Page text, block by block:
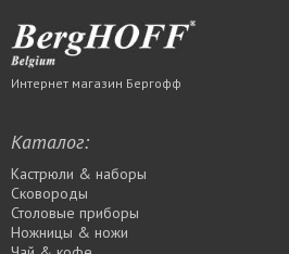
Интернет магазин Бергофф
Каталог:
Кастрюли & наборы
Сковороды
Столовые приборы
Ножницы & ножи